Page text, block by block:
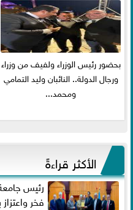
بحضور رئيس الوزراء ولفيف من وزراء
ورجال الدولة.. النائبان وليد التمامي
ومحمد...
الأكثر قراءةً
رئيس
فخر